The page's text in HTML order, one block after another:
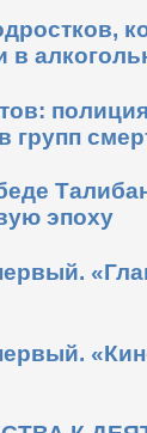
в
групп
эпоху